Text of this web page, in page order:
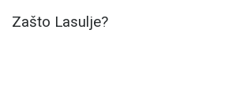
Zašto Lasulje?